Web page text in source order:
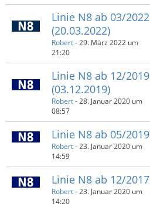
Linie N8 ab 03/2022
(20.03.2022)
Robert-29. März 2022 um
21:20
Linie N8 ab 12/2019
(03.12.2019)
Robert-28. Januar 2020 um
08:57
Linie N8 ab 05/2019
Robert-23. Januar 2020 um
14:59
Linie N8 ab 12/2017
Robert-23. Januar 2020 um
14:20